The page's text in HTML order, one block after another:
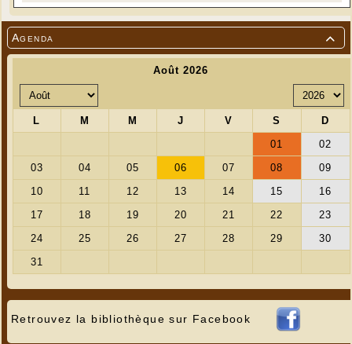

Agenda
Retrouvez la bibliothèque sur Facebook